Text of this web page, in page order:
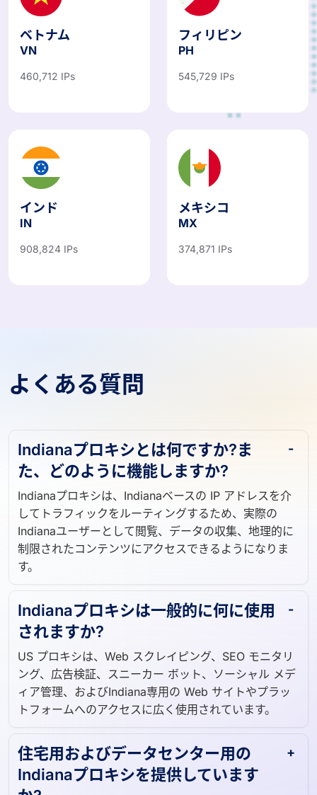
ベトナム
VN
460,712 IPs
フィリピン
PH
545,729 IPs
インド
IN
908,824 IPs
メキシコ
MX
374,871 IPs
よくある質問
Indianaプロキシとは何ですか?ま
た、どのように機能しますか?
Indianaプロキシは、Indianaベースの IP アドレスを介
してトラフィックをルーティングするため、実際の
Indianaユーザーとして閲覧、データの収集、地理的に
制限されたコンテンツにアクセスできるようになりま
す。
Indianaプロキシは一般的に何に使用
されますか?
US プロキシは、Web スクレイピング、SEO モニタリ
ング、広告検証、スニーカー ボット、ソーシャル メデ
ィア管理、およびIndiana専用の Web サイトやプラッ
トフォームへのアクセスに広く使用されています。
住宅用およびデータセンター用の
Indianaプロキシを提供しています